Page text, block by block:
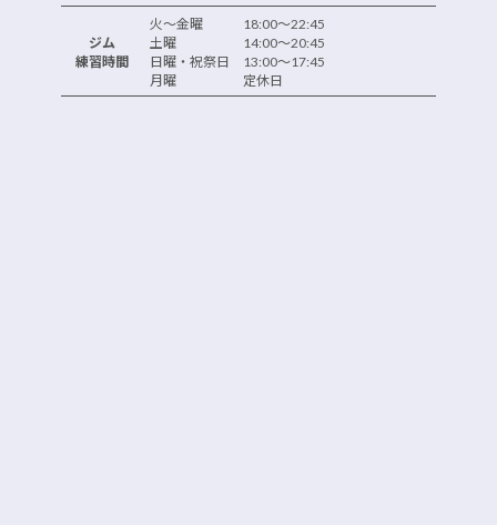
ジム
練習時間
火～金曜 18:00～22:45
土曜 14:00～20:45
日曜・祝祭日 13:00～17:45
月曜 定休日